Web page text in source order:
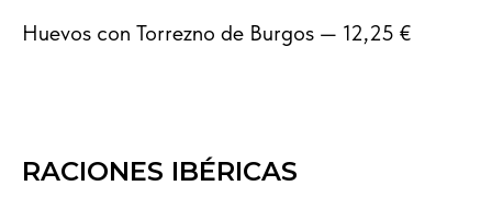
Huevos con Torrezno de Burgos — 12,25 €
RACIONES IBÉRICAS